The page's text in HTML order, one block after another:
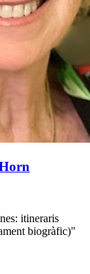
itineraris
biogràfic)"